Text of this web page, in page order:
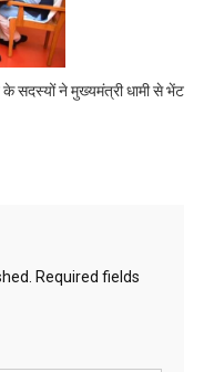
के सदस्यों ने मुख्यमंत्री धामी से भेंट
Required fields